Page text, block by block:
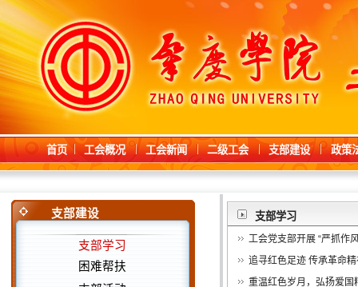
首页 工会概况 工会新闻 二级工会 支部建设 政策
支部建设
支部学习
困难帮扶
支部学习
工会党支部开展 “严抓作
追寻红色足迹 传承革命
重温红色岁月，弘扬爱国